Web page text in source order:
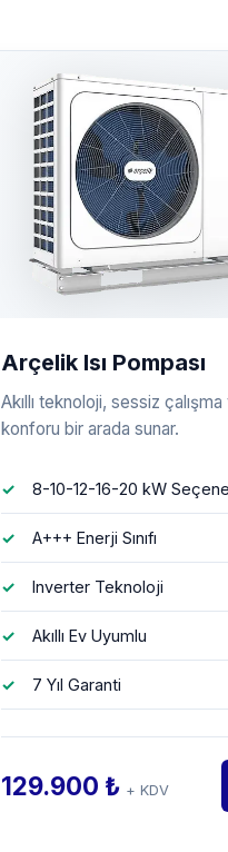
Arçelik Isı Pompası
Akıllı teknoloji, sessiz
konforu bir arada sunar.
8-10-12-16-20 kW
A+++ Enerji Sınıfı
Inverter Teknoloji
Akıllı Ev Uyumlu
7 Yıl Garanti
129.900 ₺ + KDV